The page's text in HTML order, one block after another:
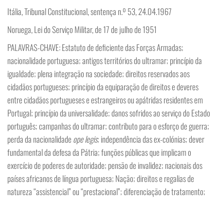
Itália, Tribunal Constitucional, sentença n.º 53, 24.04.1967
Noruega, Lei do Serviço Militar, de 17 de julho de 1951
PALAVRAS-CHAVE: Estatuto de deficiente das Forças Armadas;
nacionalidade portuguesa; antigos territórios do ultramar; princípio da
igualdade; plena integração na sociedade; direitos reservados aos
cidadãos portugueses; princípio da equiparação de direitos e deveres
entre cidadãos portugueses e estrangeiros ou apátridas residentes em
Portugal; princípio da universalidade; danos sofridos ao serviço do Estado
português; campanhas do ultramar; contributo para o esforço de guerra;
perda da nacionalidade ope legis; independência das ex-colónias; dever
fundamental da defesa da Pátria; funções públicas que implicam o
exercício de poderes de autoridade; pensão de invalidez; nacionais dos
países africanos de língua portuguesa; Nação; direitos e regalias de
natureza “assistencial” ou “prestacional”; diferenciação de tratamento;